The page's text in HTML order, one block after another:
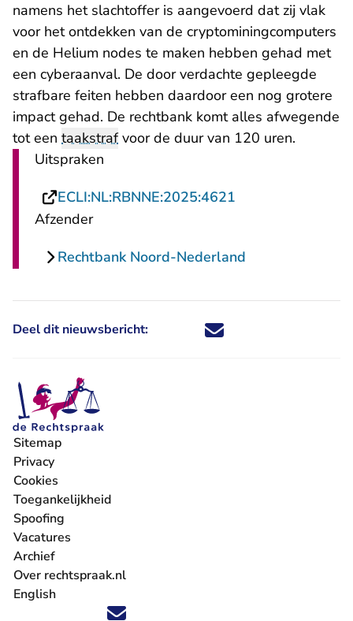
namens het slachtoffer is aangevoerd dat zij vlak
voor het ontdekken van de cryptominingcomputers
en de Helium nodes te maken hebben gehad met
een cyberaanval. De door verdachte gepleegde
strafbare feiten hebben daardoor een nog grotere
impact gehad. De rechtbank komt alles afwegende
tot een taakstrafvoor de duur van 120 uren.
Uitspraken
ECLI:NL:RBNNE:2025:4621
Afzender
Rechtbank Noord-Nederland
Deel dit nieuwsbericht: Deel dit nieuwsbericht via X -
Deel dit nieuwsbericht via
Deel dit nieuwsbericht
Deel dit
Volg ons op X (Twitter) - U verlaat Rechtspraak.nl
Volg ons op Facebook - U verlaat Rechtspraak.nl
Volg ons op Instagram - U verlaat Rechtspraak.nl
Volg ons op Youtube - U verlaat Rechtspraak.nl
Volg ons op LinkedIn - U verlaat
'Blijf op de hoogte' nieuwsbrief - U verlaat
Sitemap
Privacy
Cookies
Toegankelijkheid
Spoofing
Vacatures
- U verlaat Rechtspraak.nl
Archief
Over rechtspraak.nl
English